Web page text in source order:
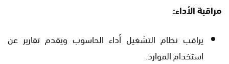
مراقبة الأداء:
يراقب نظام التشغيل أداء الحاسوب ويقدم تقارير عن
استخدام الموارد.